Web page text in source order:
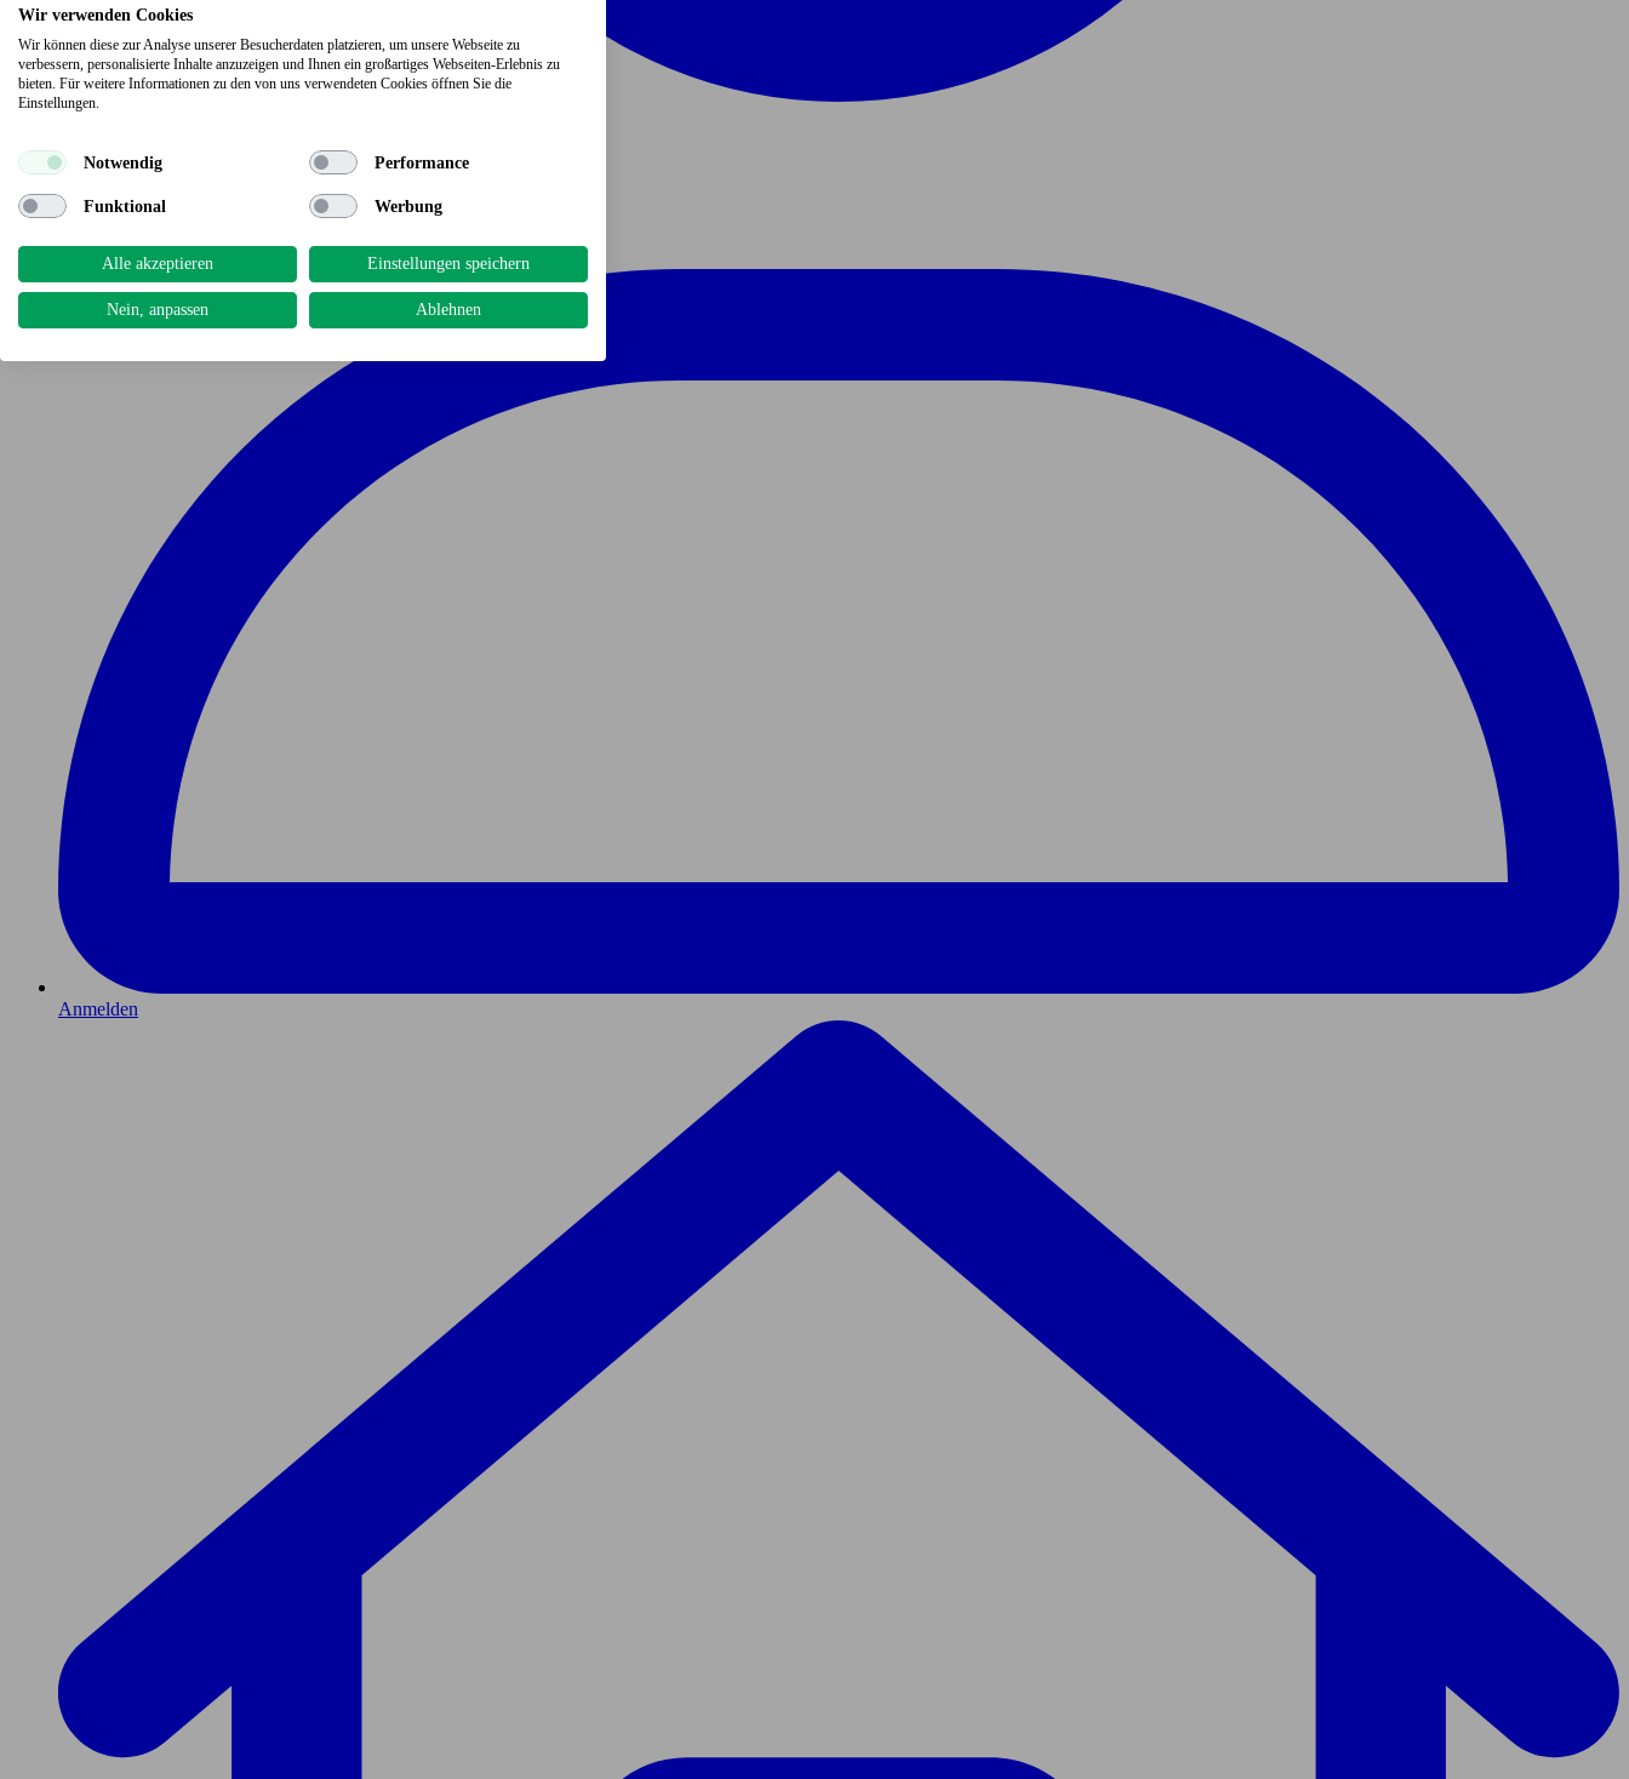
Anmelden
Wir verwenden Cookies
Wir können diese zur Analyse unserer Besucherdaten platzieren, um unsere Webseite zu
verbessern, personalisierte Inhalte anzuzeigen und Ihnen ein großartiges Webseiten-Erlebnis zu
bieten. Für weitere Informationen zu den von uns verwendeten Cookies öffnen Sie die
Einstellungen.
Notwendig Performance
Funktional Werbung
Alle akzeptieren Einstellungen speichern
Nein, anpassen Ablehnen